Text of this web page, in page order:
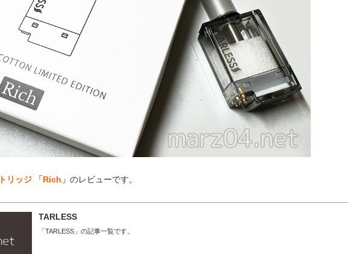
リッジ 「Rich」 のレビューです。
TARLESS
「TARLESS」の記事一覧です。